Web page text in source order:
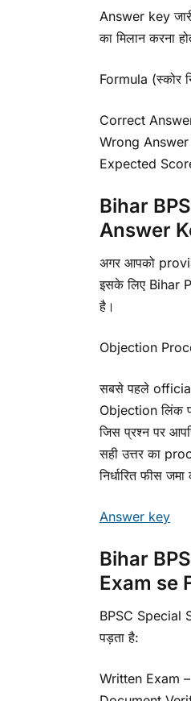
Answer key
का मिलान करना
Formula (स्कोर
Correct
Wrong Answer
Expected
Bihar
Answer
अगर आपको
इसके लिए Bihar
है।
Objection
सबसे पहले official
Objection लिंक
जिस प्रश्न पर
सही उत्तर का
निर्धारित फीस
Answer key
Bihar
Exam se
BPSC Special
पड़ता है:
Written Exam –